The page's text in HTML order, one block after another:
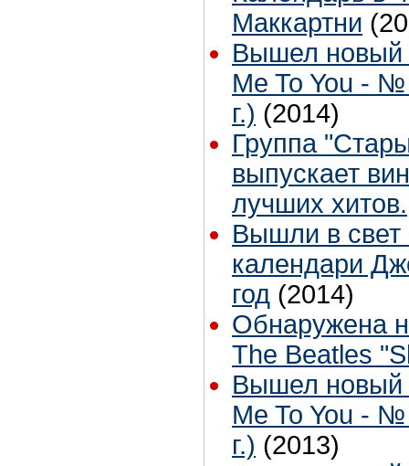
Маккартни
Вышел новый
Me To You -
г.) (2014)
Группа
выпускает
лучших хитов.
Вышли в
календари
год (2014)
Обнаружена
The Beatles
Вышел новый
Me To You -
г.) (2013)